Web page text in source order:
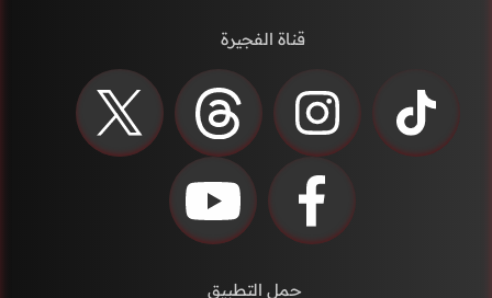
قناة الفجيرة
حمل التطبيق